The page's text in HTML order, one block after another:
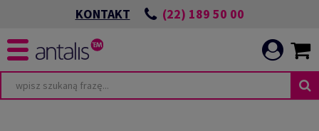
KONTAKT (22) 189 50 00